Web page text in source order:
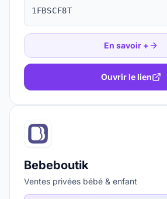
1FBSCF8T
En savoir +
Ouvrir le lien
Bebeboutik
Ventes privées bébé & enfant